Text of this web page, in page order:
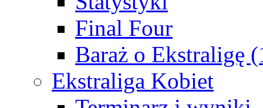
Final Four
Baraż o Ekstraligę
Ekstraliga Kobiet